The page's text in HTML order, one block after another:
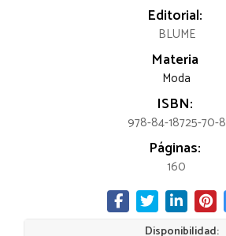
Editorial:
BLUME
Materia
Moda
ISBN:
978-84-18725-70-8
Páginas:
160
Disponibilidad: